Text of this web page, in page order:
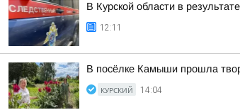
В Курской области в
12:11
В посёлке Камыши прошла
КУРСКИЙ 14:04